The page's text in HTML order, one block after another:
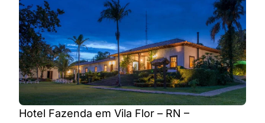
Hotel Fazenda em Vila Flor – RN –